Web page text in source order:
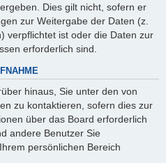
Dies gilt nicht, sofern er
zur Weitergabe der Daten (z.
verpflichtet ist oder die Daten zur
erforderlich sind.
hinaus, Sie unter den von
zu kontaktieren, sofern dies zur
über das Board erforderlich
andere Benutzer Sie
persönlichen Bereich